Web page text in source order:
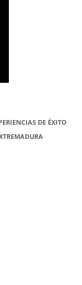
DE ÉXITO